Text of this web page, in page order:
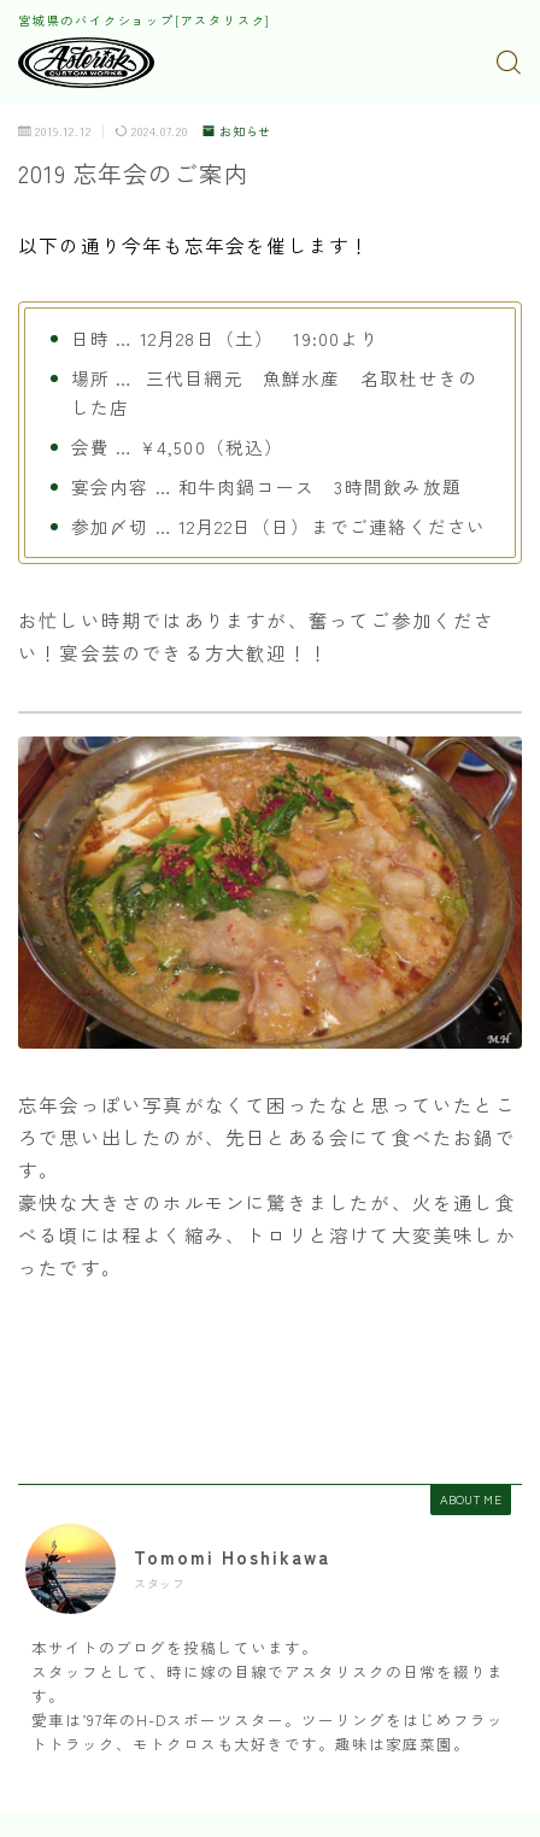
宮城県のバイクショップ[アスタリスク]
2019.12.12 2024.07.20 お知らせ
2019 忘年会のご案内
以下の通り今年も忘年会を催します！
日時 … 12月28日（土） 19:00より
場所 … 三代目網元 魚鮮水産 名取杜せきの
した店
会費 … ¥4,500（税込）
宴会内容 … 和牛肉鍋コース 3時間飲み放題
参加〆切 … 12月22日（日）までご連絡ください
お忙しい時期ではありますが、奮ってご参加くださ
い！宴会芸のできる方大歓迎！！
忘年会っぽい写真がなくて困ったなと思っていたとこ
ろで思い出したのが、先日とある会にて食べたお鍋で
す。
豪快な大きさのホルモンに驚きましたが、火を通し食
べる頃には程よく縮み、トロリと溶けて大変美味しか
ったです。
ABOUT ME
Tomomi Hoshikawa
スタッフ
本サイトのブログを投稿しています。
スタッフとして、時に嫁の目線でアスタリスクの日常を綴りま
す。
愛車は’97年のH-Dスポーツスター。ツーリングをはじめフラッ
トトラック、モトクロスも大好きです。趣味は家庭菜園。